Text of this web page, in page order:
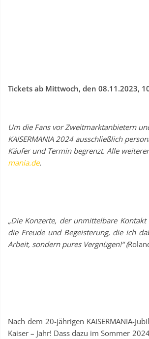
Tickets ab Mittwoch, den 08.11.2023,
Um die Fans vor Zweitmarktanbietern
KAISERMANIA 2024 ausschließlich
Käufer und Termin begrenzt. Alle
mania.de.
„Die Konzerte, der unmittelbare
die Freude und Begeisterung, die ich
Arbeit, sondern pures Vergnügen!“ (
Nach dem 20-jährigen KAISERMANIA-
Kaiser – Jahr! Dass dazu im Sommer